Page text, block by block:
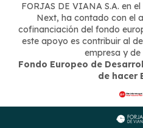
FORJAS DE VIANA S.A. en
Next, ha contado con el
cofinanciación del fondo
este apoyo es contribuir al
empresa y de
Fondo Europeo de
de hacer